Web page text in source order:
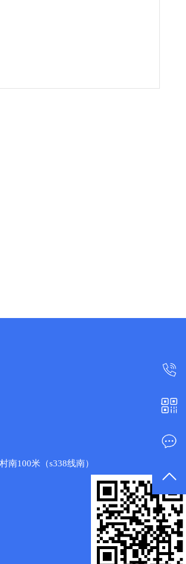
南100米（s338线南）